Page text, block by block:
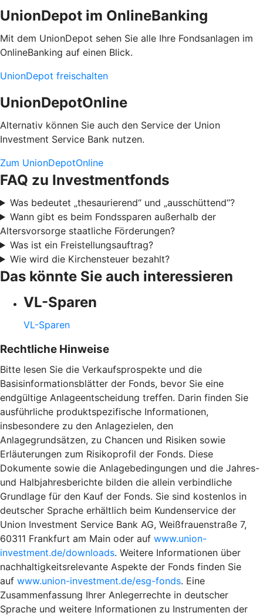
UnionDepot im OnlineBanking
Mit dem UnionDepot sehen Sie alle Ihre Fondsanlagen im
OnlineBanking auf einen Blick.
UnionDepot freischalten
UnionDepotOnline
Alternativ können Sie auch den Service der Union
Investment Service Bank nutzen.
Zum UnionDepotOnline
FAQ zu Investmentfonds
Was bedeutet „thesaurierend“ und „ausschüttend“?
Wann gibt es beim Fondssparen außerhalb der
Altersvorsorge staatliche Förderungen?
Was ist ein Freistellungsauftrag?
Wie wird die Kirchensteuer bezahlt?
Das könnte Sie auch interessieren
VL-Sparen
VL-Sparen
Rechtliche Hinweise
Bitte lesen Sie die Verkaufsprospekte und die
Basisinformationsblätter der Fonds, bevor Sie eine
endgültige Anlageentscheidung treffen. Darin finden Sie
ausführliche produktspezifische Informationen,
insbesondere zu den Anlagezielen, den
Anlagegrundsätzen, zu Chancen und Risiken sowie
Erläuterungen zum Risikoprofil der Fonds. Diese
Dokumente sowie die Anlagebedingungen und die Jahres-
und Halbjahresberichte bilden die allein verbindliche
Grundlage für den Kauf der Fonds. Sie sind kostenlos in
deutscher Sprache erhältlich beim Kundenservice der
Union Investment Service Bank AG, Weißfrauenstraße 7,
60311 Frankfurt am Main oder auf www.union-
investment.de/downloads. Weitere Informationen über
nachhaltigkeitsrelevante Aspekte der Fonds finden Sie
auf www.union-investment.de/esg-fonds. Eine
Zusammenfassung Ihrer Anlegerrechte in deutscher
Sprache und weitere Informationen zu Instrumenten der